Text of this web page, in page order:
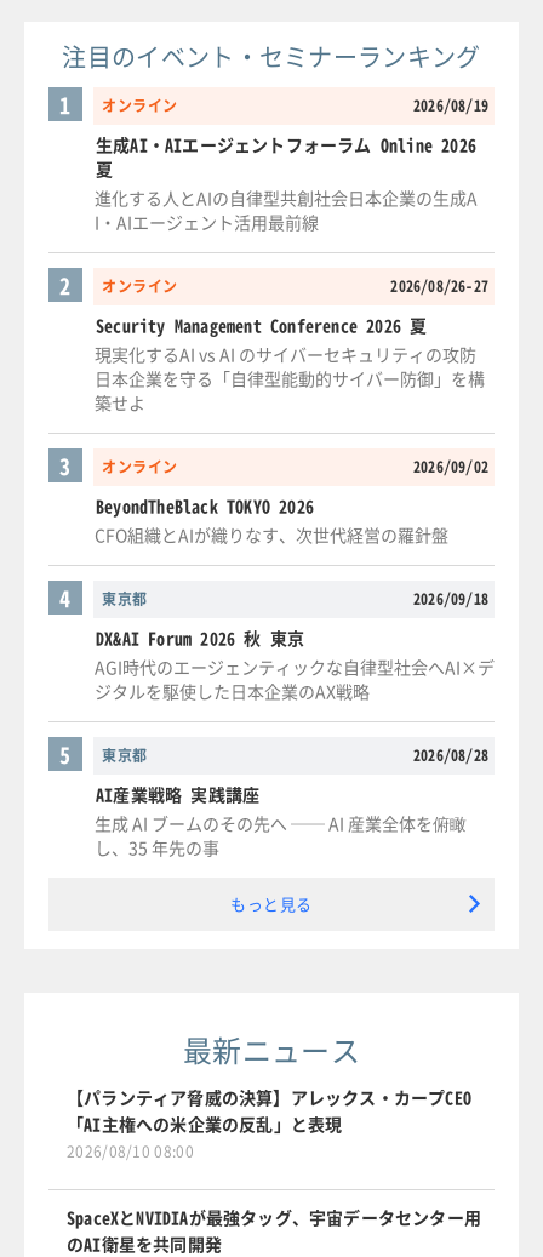
注目のイベント・セミナーランキング
オンライン 2026/08/19
1
生成AI・AIエージェントフォーラム Online 2026
夏
進化する人とAIの自律型共創社会日本企業の生成A
I・AIエージェント活用最前線
オンライン 2026/08/26-27
2
Security Management Conference 2026 夏
現実化するAI vs AI のサイバーセキュリティの攻防
日本企業を守る「自律型能動的サイバー防御」を構
築せよ
オンライン 2026/09/02
3
BeyondTheBlack TOKYO 2026
CFO組織とAIが織りなす、次世代経営の羅針盤
東京都 2026/09/18
4
DX&AI Forum 2026 秋 東京
AGI時代のエージェンティックな自律型社会へAI×デ
ジタルを駆使した日本企業のAX戦略
東京都 2026/08/28
5
AI産業戦略 実践講座
生成 AI ブームのその先へ ── AI 産業全体を俯瞰
し、35 年先の事
もっと見る
最新ニュース
【パランティア脅威の決算】アレックス・カープCEO
「AI主権への米企業の反乱」と表現
2026/08/10 08:00
SpaceXとNVIDIAが最強タッグ、宇宙データセンター用
のAI衛星を共同開発